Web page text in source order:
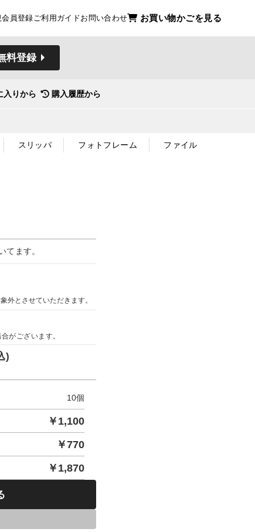
会員登録ご利用ガイドお問い合わせ お買い物かごを見る
料登録
入りから 購入履歴から
スリッパ フォトフレーム ファイル
てます。
外とさせていただきます。
がございます。
)
10個
￥ 1,100
￥770
￥ 1,870